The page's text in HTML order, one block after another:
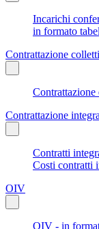
Incarichi
in formato
Contrattazione
Contrattazione
Contrattazione
Contratti
Costi contratti
OIV
OIV - in